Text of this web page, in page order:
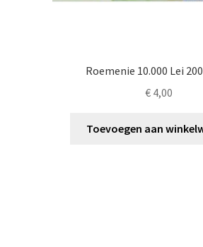
Roemenie 10.000 Lei
€4,00
Toevoegen aan